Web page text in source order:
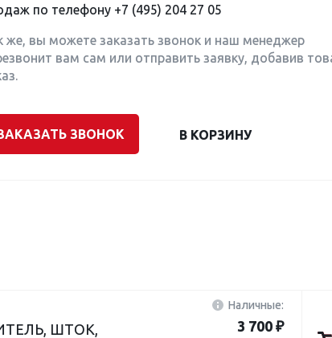
по телефону +7 (495) 204 27 05
же, вы можете заказать звонок и наш менеджер
вам сам или отправить заявку, добавив
ЗВОНОК В КОРЗИНУ
ШТОК,
Наличные:
3 700 ₽